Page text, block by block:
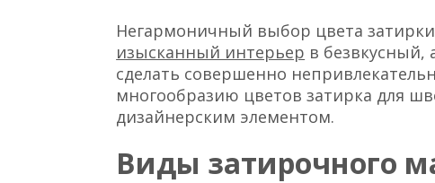
Негармоничный выбор цвета
изысканный интерьер в безвкусный,
сделать совершенно
многообразию цветов затирка для
дизайнерским элементом.
Виды затирочного